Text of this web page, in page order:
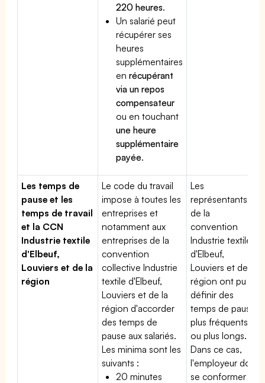
220 heures.
Un salarié peut
récupérer ses
heures
supplémentaires
enrécupérant
via un repos
compensateur
ou en touchant
une heure
supplémentaire
payée.
Les temps de
pause et les
temps de travail
et la CCN
Industrie textile
d'Elbeuf,
Louviers et de la
région
Le code du travail
impose à toutes les
entreprises et
notamment aux
entreprises de la
convention
collective Industrie
textile d'Elbeuf,
Louviers et de la
région d'accorder
des temps de
pause aux salariés.
Les minima sont les
suivants :
20 minutes
Les
représentants
de la
convention
Industrie textile
d'Elbeuf,
Louviers et de la
région ont pu
définir des
temps de pause
plus fréquents
ou plus longs.
Dans ce cas,
l'employeur doit
se conformer